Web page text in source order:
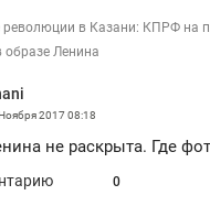
революции в Казани: КПРФ на
образе Ленина
201708:18
не раскрыта. Где
0